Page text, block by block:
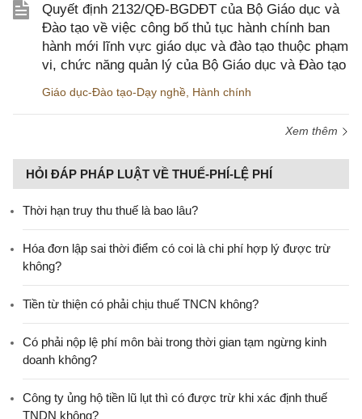
Quyết định 2132/QĐ-BGDĐT của Bộ Giáo dục và
Đào tạo về việc công bố thủ tục hành chính ban
hành mới lĩnh vực giáo dục và đào tạo thuộc phạm
vi, chức năng quản lý của Bộ Giáo dục và Đào tạo
Giáo dục-Đào tạo-Dạy nghề Hành chính
Xem thêm
HỎI ĐÁP PHÁP LUẬT VỀ THUẾ-PHÍ-LỆ PHÍ
Thời hạn truy thu thuế là bao lâu?
Hóa đơn lập sai thời điểm có coi là chi phí hợp lý được trừ
không?
Tiền từ thiện có phải chịu thuế TNCN không?
Có phải nộp lệ phí môn bài trong thời gian tạm ngừng kinh
doanh không?
Công ty ủng hộ tiền lũ lụt thì có được trừ khi xác định thuế
TNDN không?